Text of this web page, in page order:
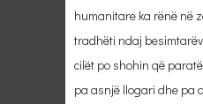
humanitare ka rënë në
tradhëti ndaj
cilët po shohin që
pa asnjë llogari dhe pa